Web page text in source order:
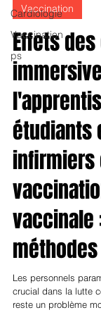
Cardiologie
Vaccination
ps
L'équipe éditoriale de
Vaccination
Effets des
étudiants
infirmiers
vaccinale